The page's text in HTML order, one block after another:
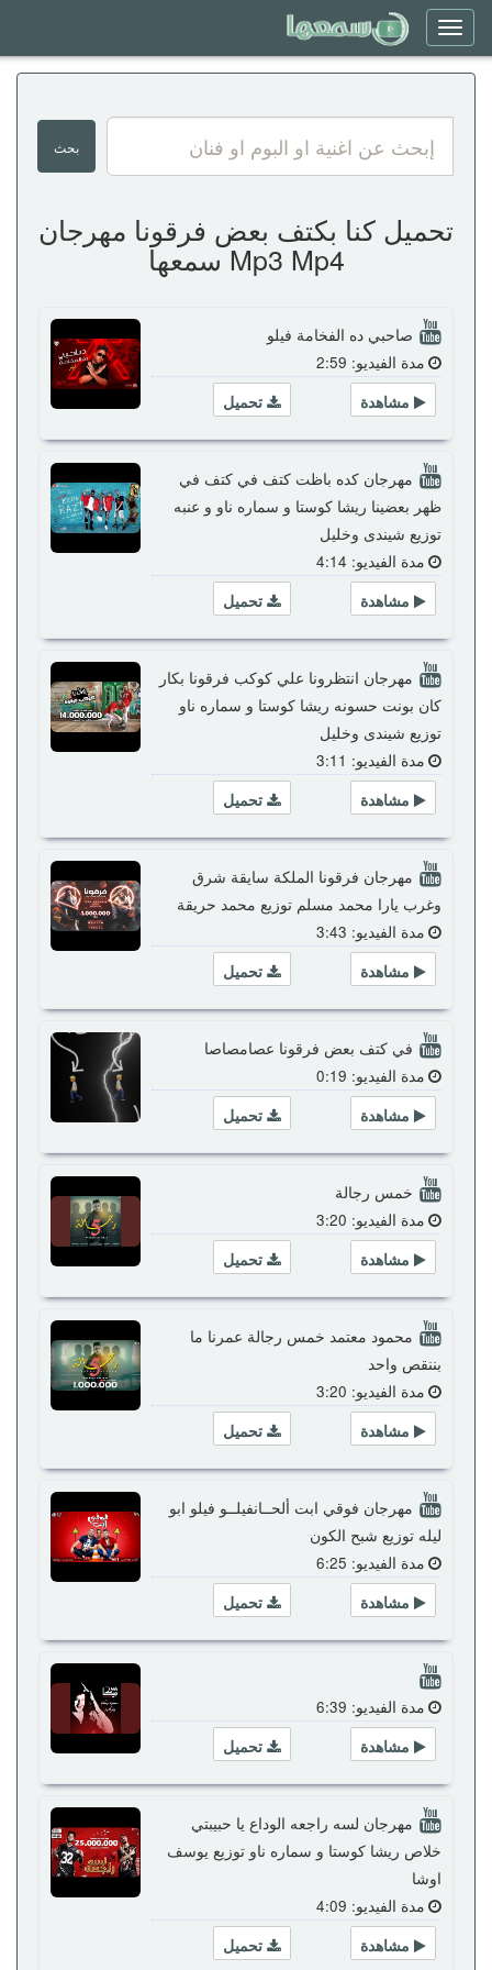
Toggle
navigation
تحميل كنا بكتف بعض فرقونا مهرجان
Mp3 Mp4 سمعها
صاحبي ده الفخامة فيلو
مدة الفيديو: 2:59
تحميل
مشاهدة
مهرجان كده باظت كتف في كتف في
ظهر بعضينا ريشا كوستا و سماره ناو و عنبه
توزيع شيندى وخليل
مدة الفيديو: 4:14
تحميل
مشاهدة
مهرجان انتظرونا علي كوكب فرقونا بكار
كان بونت حسونه ريشا كوستا و سماره ناو
توزيع شيندى وخليل
مدة الفيديو: 3:11
تحميل
مشاهدة
مهرجان فرقونا الملكة سايقة شرق
وغرب يارا محمد مسلم توزيع محمد حريقة
مدة الفيديو: 3:43
تحميل
مشاهدة
في كتف بعض فرقونا عصامصاصا
مدة الفيديو: 0:19
تحميل
مشاهدة
خمس رجالة
مدة الفيديو: 3:20
تحميل
مشاهدة
محمود معتمد خمس رجالة عمرنا ما
بننقص واحد
مدة الفيديو: 3:20
تحميل
مشاهدة
مهرجان فوقي ابت ألحــانفيلــو فيلو ابو
ليله توزيع شبح الكون
مدة الفيديو: 6:25
تحميل
مشاهدة
مدة الفيديو: 6:39
تحميل
مشاهدة
مهرجان لسه راجعه الوداع يا حبيبتي
خلاص ريشا كوستا و سماره ناو توزيع يوسف
اوشا
مدة الفيديو: 4:09
تحميل
مشاهدة